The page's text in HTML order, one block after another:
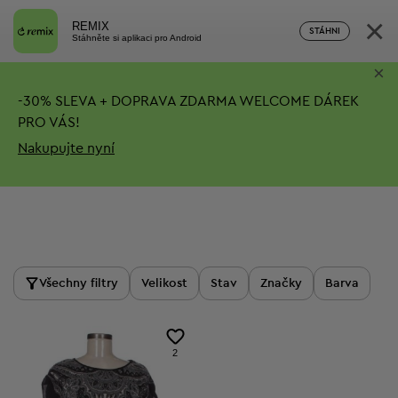
REMIX
Stáhněte si aplikaci pro Android
STÁHNI ×
-30% SLEVA + DOPRAVA ZDARMA WELCOME DÁREK
PRO VÁS!
Nakupujte nyní
×
Produkty
Všechny filtry Velikost Stav Značky Barva
2